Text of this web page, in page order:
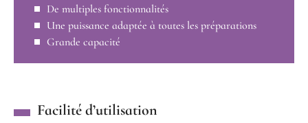
De multiples fonctionnalités
Une puissance adaptée à toutes les préparations
Grande capacité
Facilité d’utilisation